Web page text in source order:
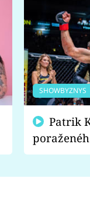
SHOWBYZNYS
fanoušci